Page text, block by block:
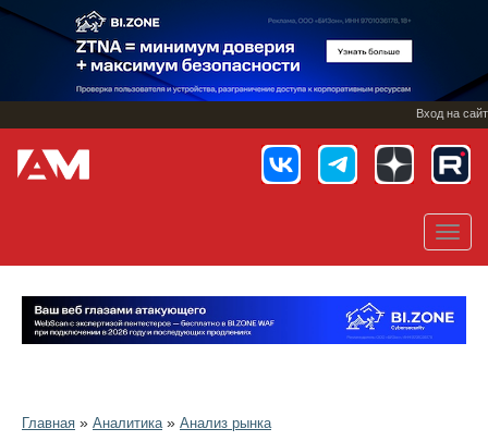
Перейти
основному
Вход на сайт
Главная » Аналитика » Анализ рынка